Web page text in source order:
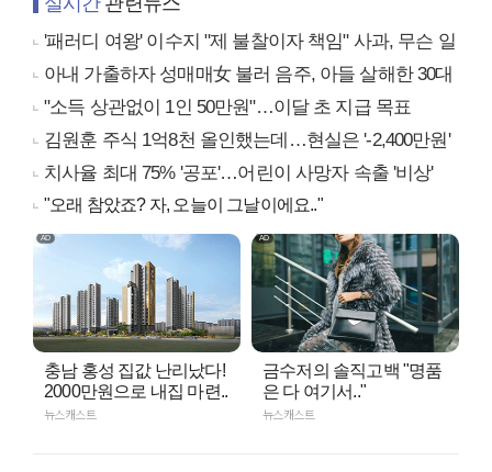
'패러디 여왕' 이수지 "제 불찰이자 책임" 사과, 무슨 일
아내 가출하자 성매매女 불러 음주, 아들 살해한 30대
"소득 상관없이 1인 50만원"…이달 초 지급 목표
김원훈 주식 1억8천 올인했는데…현실은 '-2,400만원'
치사율 최대 75% '공포'…어린이 사망자 속출 '비상'
"오래 참았죠? 자, 오늘이 그날이에요.."
충남 홍성 집값 난리났다!
2000만원으로 내집 마련..
뉴스캐스트
금수저의 솔직고백 "명품
은 다 여기서.."
뉴스캐스트